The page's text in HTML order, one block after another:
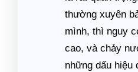
thường xuyên
mình, thì nguy
cao, và chảy
những dấu hiệu